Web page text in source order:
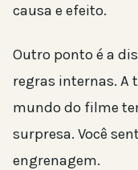
causa e efeito.
Outro ponto é a
regras internas. A
mundo do filme
surpresa. Você
engrenagem.